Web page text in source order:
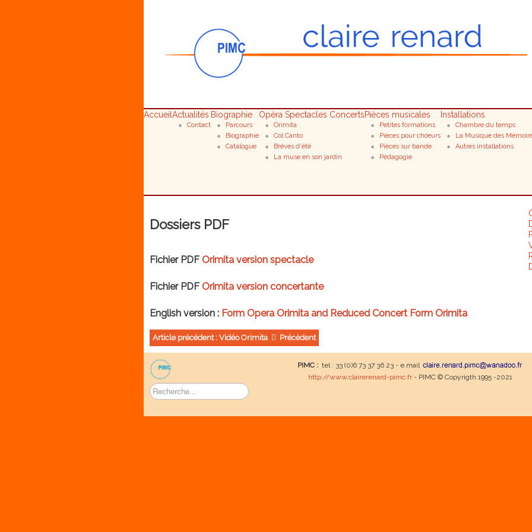
Accueil Actualités
Contact
Biographie
Parcours
Biographie
Catalogue
Opéra Spectacles Concerts
Orimita
Col Canto
Bréves d'été
La muse en son jardin
Pièces musicales
Petites formations
Pièces pour chœurs
Pièces sur bande
Pédagogie
Installations
Chambre du temps
La Musique des
Autres installations
Dossiers PDF
Fichier PDF Orimita version spectacle
Fichier PDF Orimita version concertante
English version : Form Opera Orimita and Reduced Concert Form Orimita
Article précédent : Vidéo Orimita Précédent
PIMC : tel : 33 (0)6 73 37 36 23 - e.mail
http://www.clairerenard-pimc.fr- PIMC © Copyrigth 1995 -2021
Rechercher